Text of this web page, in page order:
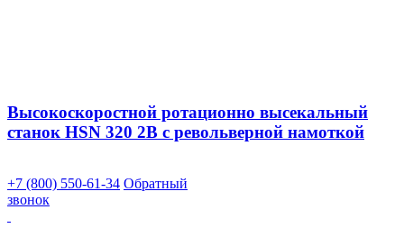
Высокоскоростной ротационно высекальный
станок HSN 320 2B с револьверной намоткой
+7 (800) 550-61-34 Обратный
звонок